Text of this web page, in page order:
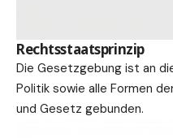
Rechtsstaatsprinzip
Die Gesetzgebung ist an
Politik sowie alle Formen
und Gesetz gebunden.